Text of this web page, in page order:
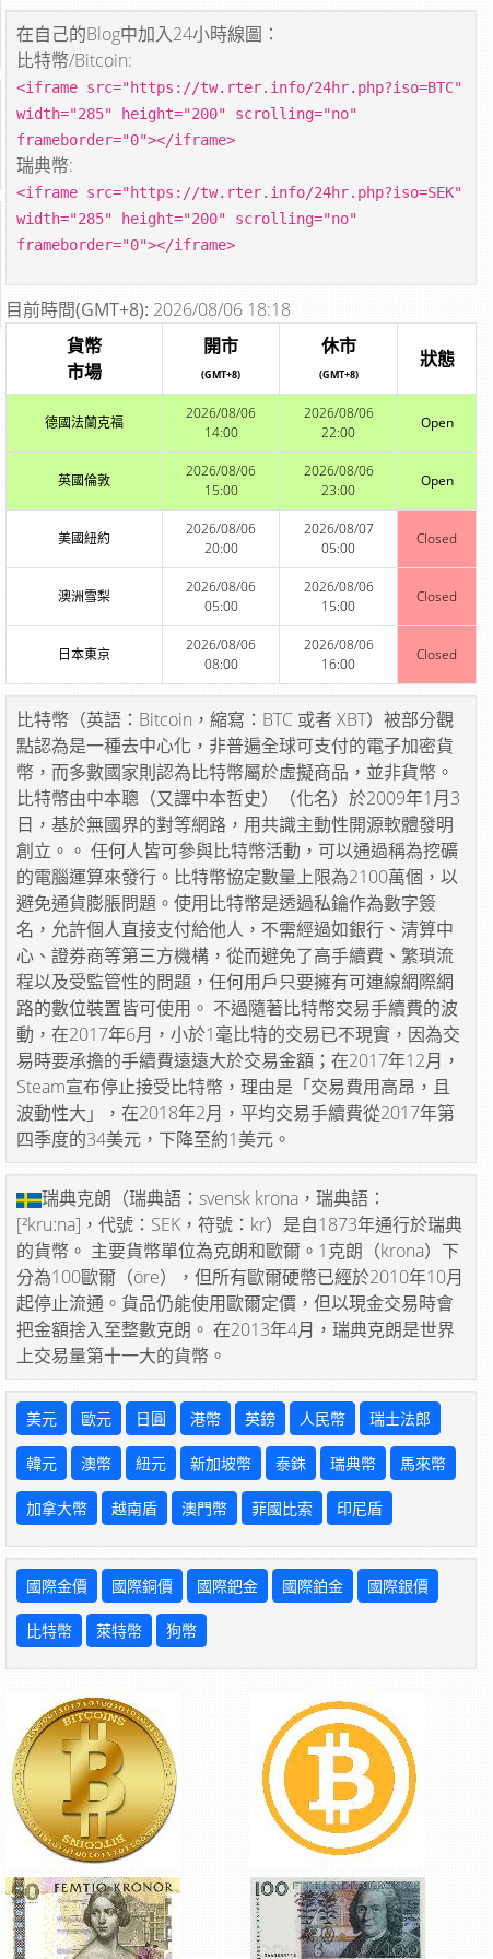
在自己的Blog中加入24小時線圖：
比特幣/Bitcoin:
<iframe src="https://tw.rter.info/24hr.php?iso=BTC"
width="285" height="200" scrolling="no"
frameborder="0"></iframe>
瑞典幣:
<iframe src="https://tw.rter.info/24hr.php?iso=SEK"
width="285" height="200" scrolling="no"
frameborder="0"></iframe>
目前時間(GMT+8): 2026/08/06 18:18
貨幣
市場
開市
(GMT+8)
休市
(GMT+8)
狀態
德國法蘭克福
2026/08/06
14:00
2026/08/06
22:00
Open
英國倫敦
2026/08/06
15:00
2026/08/06
23:00
Open
美國紐約
2026/08/06
20:00
2026/08/07
05:00
Closed
澳洲雪梨
2026/08/06
05:00
2026/08/06
15:00
Closed
日本東京
2026/08/06
08:00
2026/08/06
16:00
Closed
比特幣（英語：Bitcoin，縮寫：BTC 或者 XBT）被部分觀
點認為是一種去中心化，非普遍全球可支付的電子加密貨
幣，而多數國家則認為比特幣屬於虛擬商品，並非貨幣。
比特幣由中本聰（又譯中本哲史）（化名）於2009年1月3
日，基於無國界的對等網路，用共識主動性開源軟體發明
創立。。 任何人皆可參與比特幣活動，可以通過稱為挖礦
的電腦運算來發行。比特幣協定數量上限為2100萬個，以
避免通貨膨脹問題。使用比特幣是透過私鑰作為數字簽
名，允許個人直接支付給他人，不需經過如銀行、清算中
心、證券商等第三方機構，從而避免了高手續費、繁瑣流
程以及受監管性的問題，任何用戶只要擁有可連線網際網
路的數位裝置皆可使用。 不過隨著比特幣交易手續費的波
動，在2017年6月，小於1毫比特的交易已不現實，因為交
易時要承擔的手續費遠遠大於交易金額；在2017年12月，
Steam宣布停止接受比特幣，理由是「交易費用高昂，且
波動性大」，在2018年2月，平均交易手續費從2017年第
四季度的34美元，下降至約1美元。
瑞典克朗（瑞典語：svensk krona，瑞典語：
[²kruːna]，代號：SEK，符號：kr）是自1873年通行於瑞典
的貨幣。 主要貨幣單位為克朗和歐爾。1克朗（krona）下
分為100歐爾（öre），但所有歐爾硬幣已經於2010年10月
起停止流通。貨品仍能使用歐爾定價，但以現金交易時會
把金額捨入至整數克朗。 在2013年4月，瑞典克朗是世界
上交易量第十一大的貨幣。
美元 歐元 日圓 港幣 英鎊 人民幣 瑞士法郎
韓元 澳幣 紐元 新加坡幣 泰銖 瑞典幣 馬來幣
加拿大幣 越南盾 澳門幣 菲國比索 印尼盾
國際金價 國際銅價 國際鈀金 國際鉑金 國際銀價
比特幣 萊特幣 狗幣